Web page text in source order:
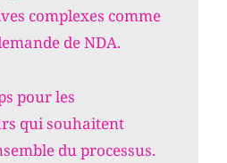
complexes comme
de NDA.
pour les
qui souhaitent
du processus.